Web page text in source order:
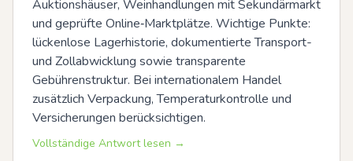
Auktionshäuser, Weinhandlungen mit Sekundärmarkt
und geprüfte Online‑Marktplätze. Wichtige Punkte:
lückenlose Lagerhistorie, dokumentierte Transport-
und Zollabwicklung sowie transparente
Gebührenstruktur. Bei internationalem Handel
zusätzlich Verpackung, Temperaturkontrolle und
Versicherungen berücksichtigen.
Vollständige Antwort lesen →